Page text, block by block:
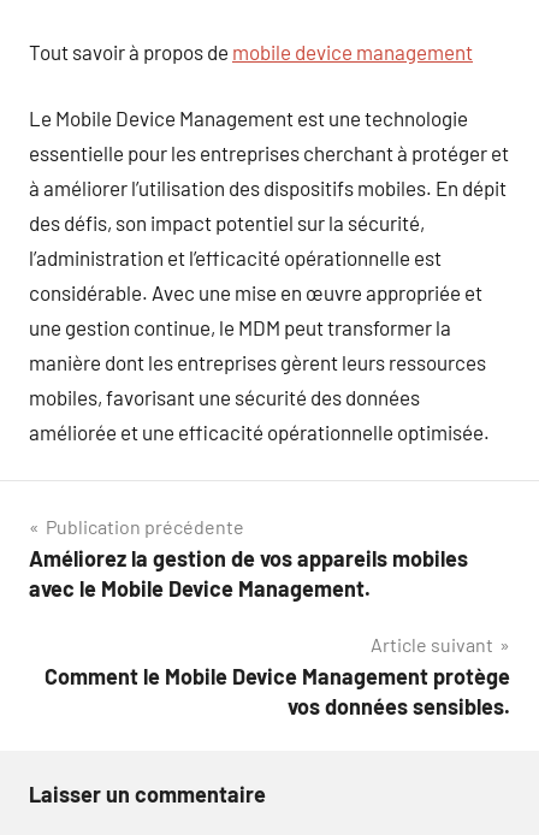
Tout savoir à propos de mobile device management
Le Mobile Device Management est une technologie
essentielle pour les entreprises cherchant à protéger et
à améliorer l’utilisation des dispositifs mobiles. En dépit
des défis, son impact potentiel sur la sécurité,
l’administration et l’efficacité opérationnelle est
considérable. Avec une mise en œuvre appropriée et
une gestion continue, le MDM peut transformer la
manière dont les entreprises gèrent leurs ressources
mobiles, favorisant une sécurité des données
améliorée et une efficacité opérationnelle optimisée.
Navigation
de
Publication précédente
Améliorez la gestion de vos appareils mobiles
avec le Mobile Device Management.
Article suivant
Comment le Mobile Device Management protège
vos données sensibles.
Laisser un commentaire